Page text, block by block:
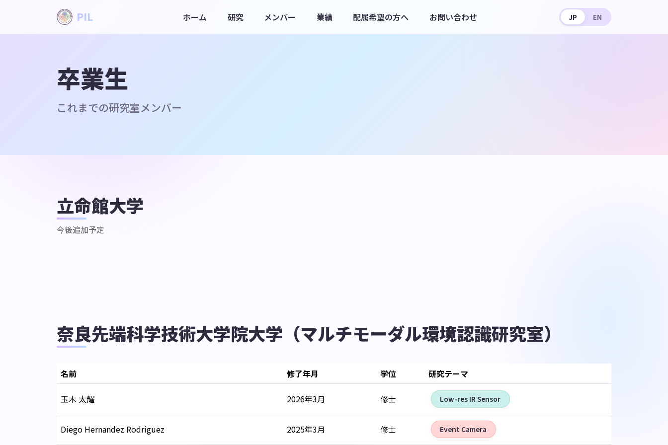
PIL ホーム 研究 メンバー 業績 配属希望の方へ お問い合わせ JP EN
卒業生
これまでの研究室メンバー
立命館大学
今後追加予定
奈良先端科学技術大学院大学（マルチモーダル環境認識研究室）
名前 修了年月 学位 研究テーマ
玉木 太耀 2026年3月 修士 Low-res IR Sensor
Diego Hernandez Rodriguez 2025年3月 修士 Event Camera